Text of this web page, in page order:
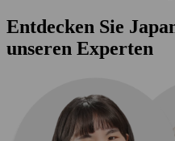
Entdecken Sie
unseren Experten